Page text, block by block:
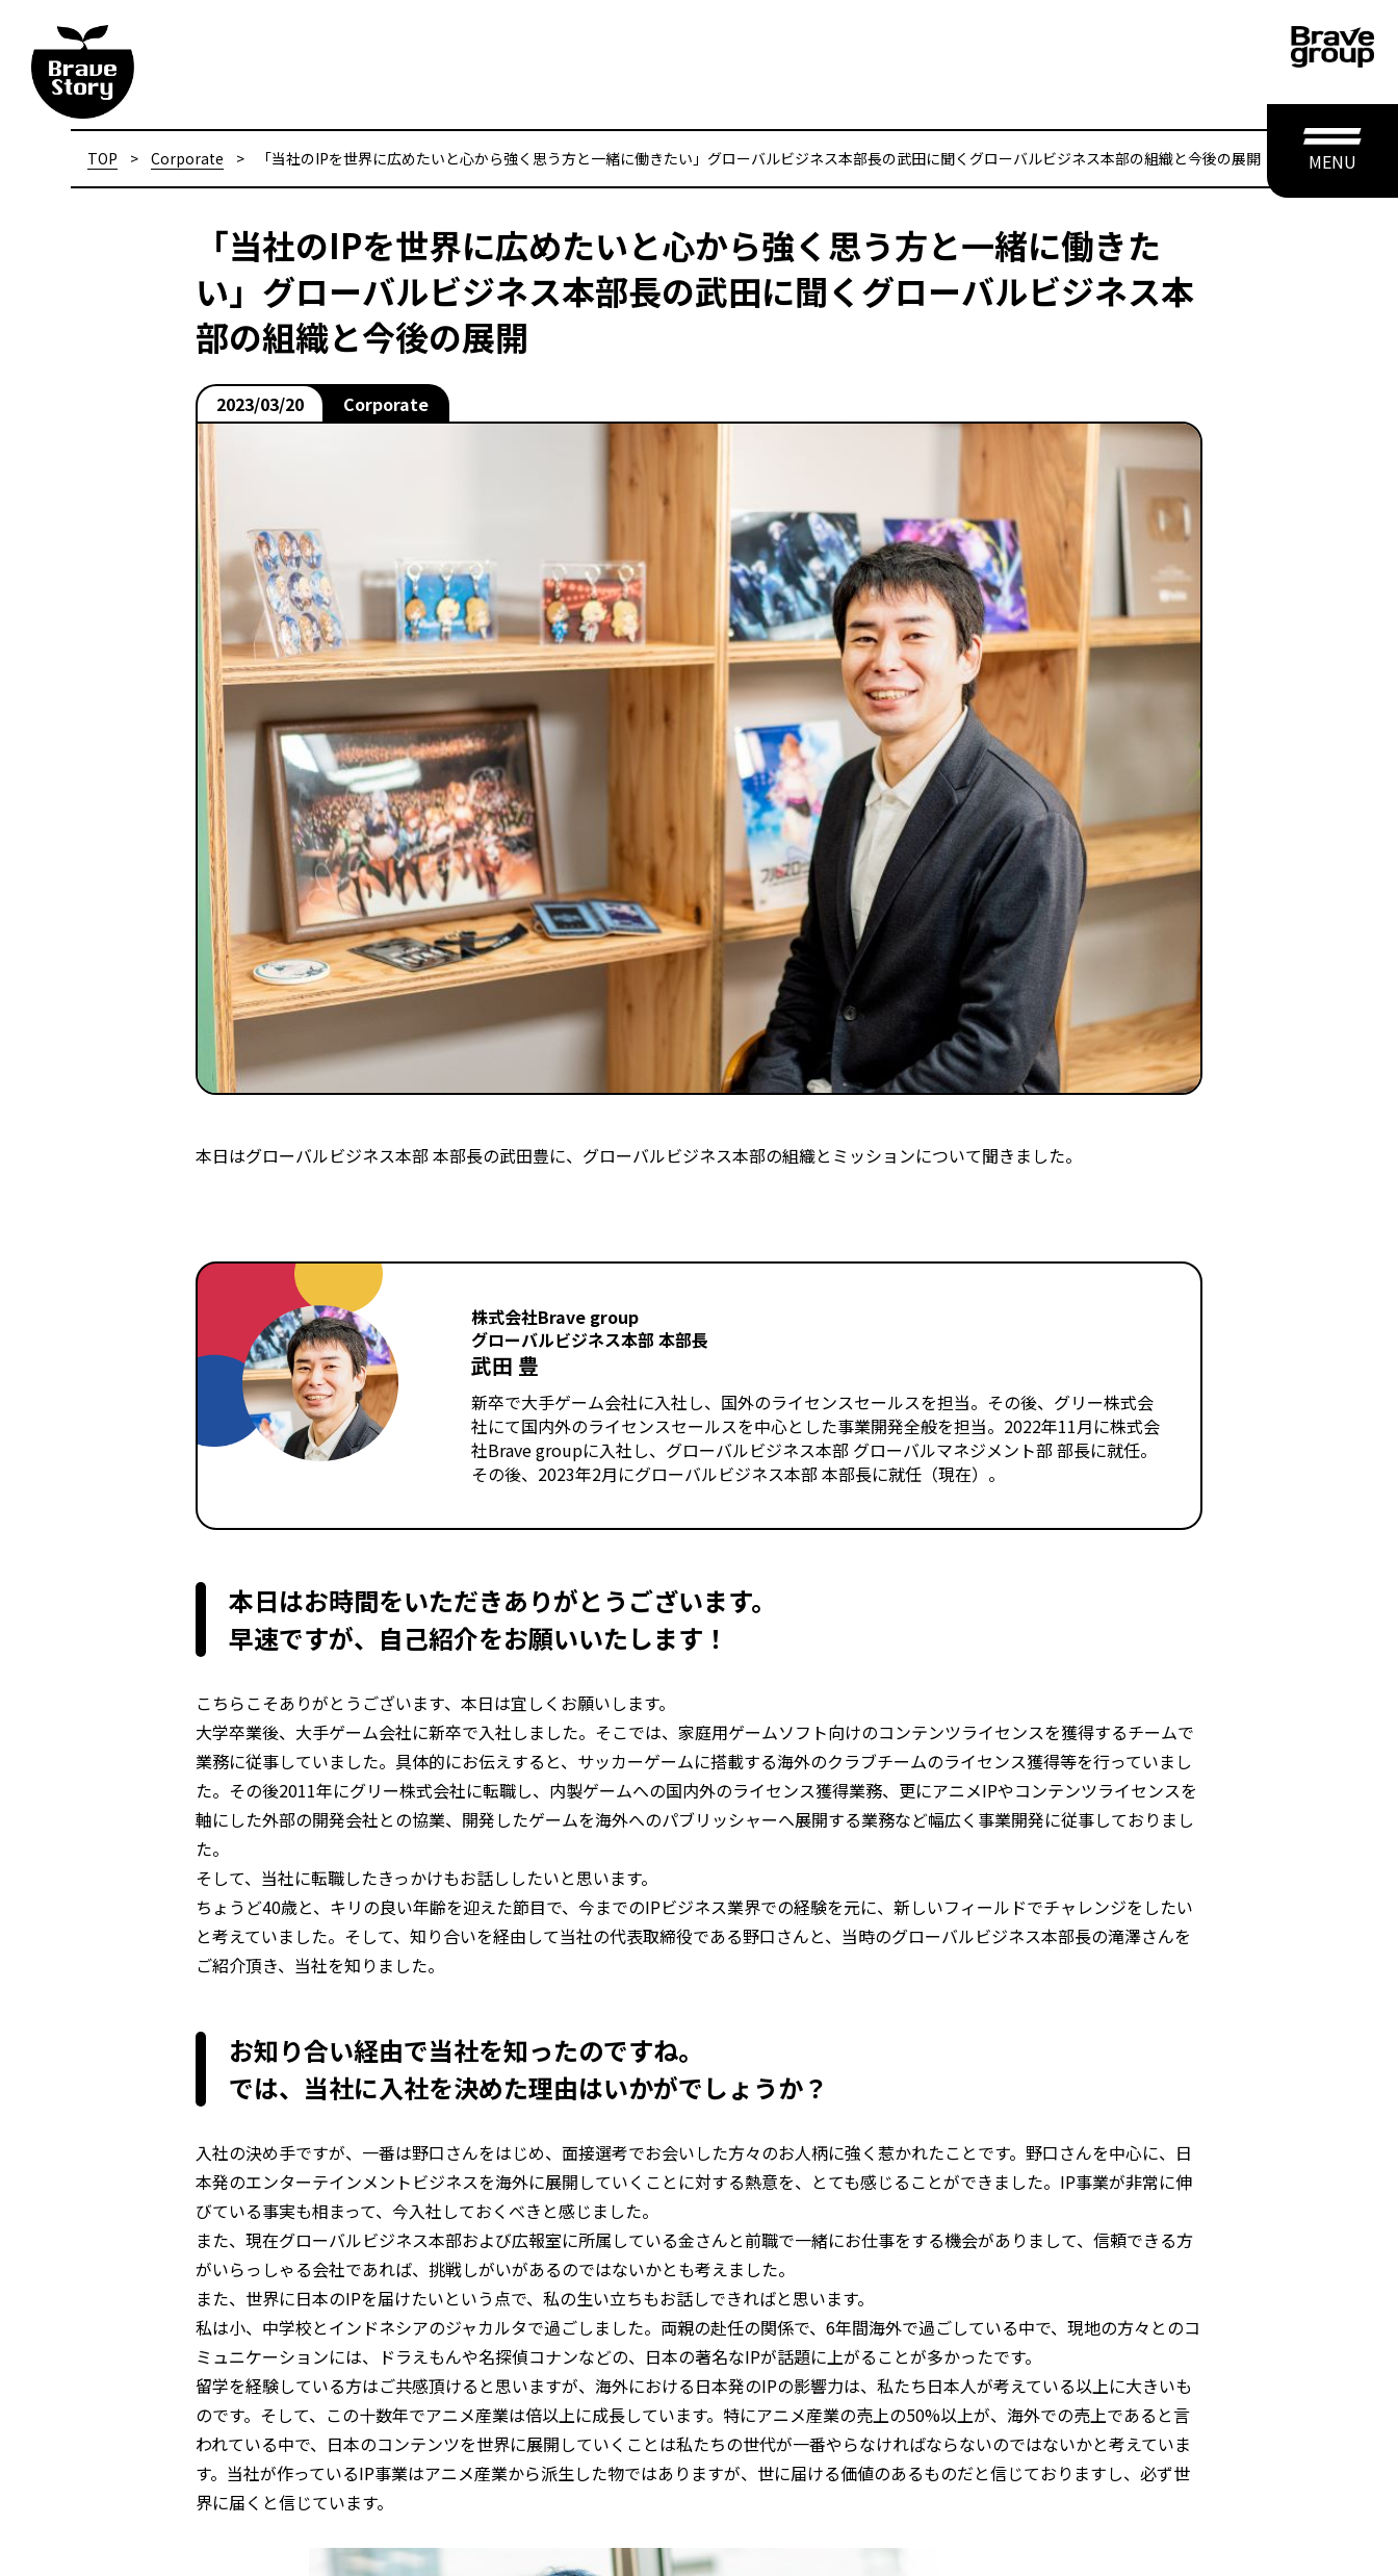
MENU
TOP > Corporate > 「当社のIPを世界に広めたいと心から強く思う方と一緒に働きたい」グローバルビジネス本部長の武田に聞くグローバルビジネス本部の組織と今後の展開
「当社のIPを世界に広めたいと心から強く思う方と一緒に働きた
い」グローバルビジネス本部長の武田に聞くグローバルビジネス本
部の組織と今後の展開
2023/03/20 Corporate
本日はグローバルビジネス本部 本部長の武田豊に、グローバルビジネス本部の組織とミッションについて聞きました。
株式会社Brave group
グローバルビジネス本部 本部長
武田 豊
新卒で大手ゲーム会社に入社し、国外のライセンスセールスを担当。その後、グリー株式会
社にて国内外のライセンスセールスを中心とした事業開発全般を担当。2022年11月に株式会
社Brave groupに入社し、グローバルビジネス本部 グローバルマネジメント部 部長に就任。
その後、2023年2月にグローバルビジネス本部 本部長に就任（現在）。
本日はお時間をいただきありがとうございます。
早速ですが、自己紹介をお願いいたします！
こちらこそありがとうございます、本日は宜しくお願いします。
大学卒業後、大手ゲーム会社に新卒で入社しました。そこでは、家庭用ゲームソフト向けのコンテンツライセンスを獲得するチームで
業務に従事していました。具体的にお伝えすると、サッカーゲームに搭載する海外のクラブチームのライセンス獲得等を行っていまし
た。その後2011年にグリー株式会社に転職し、内製ゲームへの国内外のライセンス獲得業務、更にアニメIPやコンテンツライセンスを
軸にした外部の開発会社との協業、開発したゲームを海外へのパブリッシャーへ展開する業務など幅広く事業開発に従事しておりまし
た。
そして、当社に転職したきっかけもお話ししたいと思います。
ちょうど40歳と、キリの良い年齢を迎えた節目で、今までのIPビジネス業界での経験を元に、新しいフィールドでチャレンジをしたい
と考えていました。そして、知り合いを経由して当社の代表取締役である野口さんと、当時のグローバルビジネス本部長の滝澤さんを
ご紹介頂き、当社を知りました。
お知り合い経由で当社を知ったのですね。
では、当社に入社を決めた理由はいかがでしょうか？
入社の決め手ですが、一番は野口さんをはじめ、面接選考でお会いした方々のお人柄に強く惹かれたことです。野口さんを中心に、日
本発のエンターテインメントビジネスを海外に展開していくことに対する熱意を、とても感じることができました。IP事業が非常に伸
びている事実も相まって、今入社しておくべきと感じました。
また、現在グローバルビジネス本部および広報室に所属している金さんと前職で一緒にお仕事をする機会がありまして、信頼できる方
がいらっしゃる会社であれば、挑戦しがいがあるのではないかとも考えました。
また、世界に日本のIPを届けたいという点で、私の生い立ちもお話しできればと思います。
私は小、中学校とインドネシアのジャカルタで過ごしました。両親の赴任の関係で、6年間海外で過ごしている中で、現地の方々とのコ
ミュニケーションには、ドラえもんや名探偵コナンなどの、日本の著名なIPが話題に上がることが多かったです。
留学を経験している方はご共感頂けると思いますが、海外における日本発のIPの影響力は、私たち日本人が考えている以上に大きいも
のです。そして、この十数年でアニメ産業は倍以上に成長しています。特にアニメ産業の売上の50%以上が、海外での売上であると言
われている中で、日本のコンテンツを世界に展開していくことは私たちの世代が一番やらなければならないのではないかと考えていま
す。当社が作っているIP事業はアニメ産業から派生した物ではありますが、世に届ける価値のあるものだと信じておりますし、必ず世
界に届くと信じています。